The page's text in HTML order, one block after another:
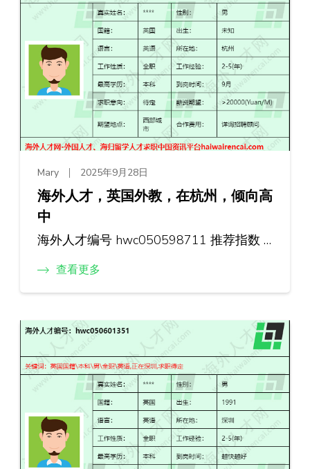
Mary 2025年9月28日
海外人才，英国外教，在杭州，倾向高
中
海外人才编号 hwc050598711 推荐指数 …
查看更多